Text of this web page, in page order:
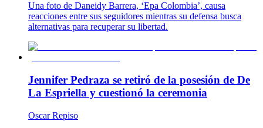
Una foto de Daneidy Barrera, ‘Epa Colombia’, causa
reacciones entre sus seguidores mientras su defensa busca
alternativas para recuperar su libertad.
Jennifer Pedraza se retiró de la posesión de De
La Espriella y cuestionó la ceremonia
Oscar Repiso